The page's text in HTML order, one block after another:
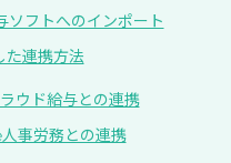
フトへのインポート
た連携方法
ウド給与との連携
事労務との連携